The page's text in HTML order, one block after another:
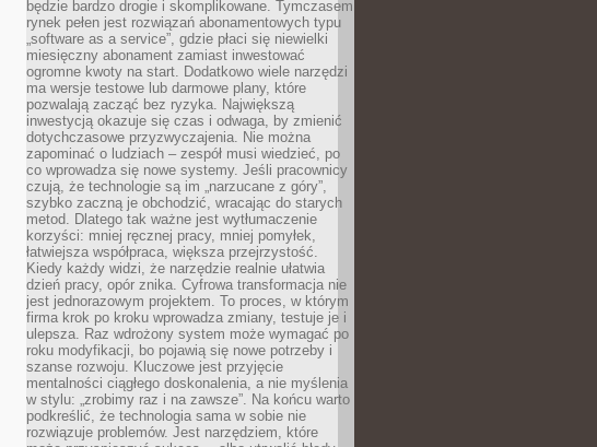
będzie bardzo drogie i skomplikowane. Tymczasem
rynek pełen jest rozwiązań abonamentowych typu
„software as a service”, gdzie płaci się niewielki
miesięczny abonament zamiast inwestować
ogromne kwoty na start. Dodatkowo wiele narzędzi
ma wersje testowe lub darmowe plany, które
pozwalają zacząć bez ryzyka. Największą
inwestycją okazuje się czas i odwaga, by zmienić
dotychczasowe przyzwyczajenia. Nie można
zapominać o ludziach – zespół musi wiedzieć, po
co wprowadza się nowe systemy. Jeśli pracownicy
czują, że technologie są im „narzucane z góry”,
szybko zaczną je obchodzić, wracając do starych
metod. Dlatego tak ważne jest wytłumaczenie
korzyści: mniej ręcznej pracy, mniej pomyłek,
łatwiejsza współpraca, większa przejrzystość.
Kiedy każdy widzi, że narzędzie realnie ułatwia
dzień pracy, opór znika. Cyfrowa transformacja nie
jest jednorazowym projektem. To proces, w którym
firma krok po kroku wprowadza zmiany, testuje je i
ulepsza. Raz wdrożony system może wymagać po
roku modyfikacji, bo pojawią się nowe potrzeby i
szanse rozwoju. Kluczowe jest przyjęcie
mentalności ciągłego doskonalenia, a nie myślenia
w stylu: „zrobimy raz i na zawsze”. Na końcu warto
podkreślić, że technologia sama w sobie nie
rozwiązuje problemów. Jest narzędziem, które